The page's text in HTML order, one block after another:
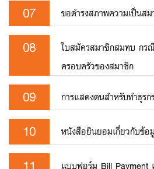
07 ขอดำรงสภาพความเป็นส
08
ใบสมัครสมาชิกสมทบ กร
ครอบครัวของสมาชิก
09 การแสดงตนสำหรับทำธุร
10 หนังสือยินยอมเกี่ยวกับข้
แบบฟอร์ม Bill Payment